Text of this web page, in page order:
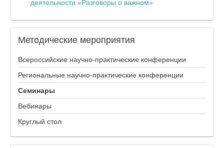
деятельности «Разговоры о важном»
Методические мероприятия
Всероссийские научно-практические конференции
Региональные научно-практические конференции
Семинары
Вебинары
Круглый стол